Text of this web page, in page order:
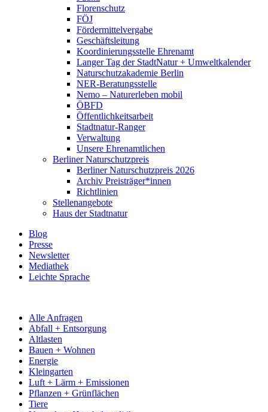
Florenschutz
FÖJ
Fördermittelvergabe
Geschäftsleitung
Koordinierungsstelle Ehrenamt
Langer Tag der StadtNatur + Umweltkalender
Naturschutzakademie Berlin
NER-Beratungsstelle
Nemo – Naturerleben mobil
ÖBFD
Öffentlichkeitsarbeit
Stadtnatur-Ranger
Verwaltung
Unsere Ehrenamtlichen
Berliner Naturschutzpreis
Berliner Naturschutzpreis 2026
Archiv Preisträger*innen
Richtlinien
Stellenangebote
Haus der Stadtnatur
Blog
Presse
Newsletter
Mediathek
Leichte Sprache
Alle Anfragen
Abfall + Entsorgung
Altlasten
Bauen + Wohnen
Energie
Kleingarten
Luft + Lärm + Emissionen
Pflanzen + Grünflächen
Tiere